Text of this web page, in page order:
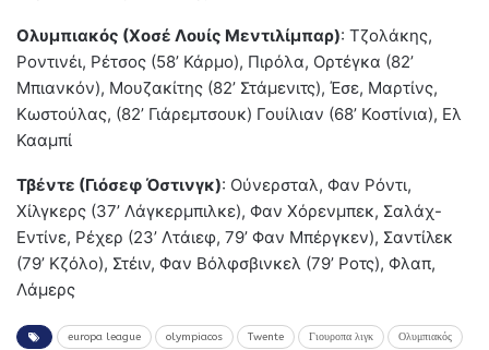
Ολυμπιακός (Χοσέ Λουίς Μεντιλίμπαρ): Τζολάκης,
Ροντινέι, Ρέτσος (58’ Κάρμο), Πιρόλα, Ορτέγκα (82’
Μπιανκόν), Μουζακίτης (82’ Στάμενιτς), Έσε, Μαρτίνς,
Κωστούλας, (82’ Γιάρεμτσουκ) Γουίλιαν (68’ Κοστίνια), Ελ
Κααμπί
Τβέντε (Γιόσεφ Όστινγκ): Ούνερσταλ, Φαν Ρόντι,
Χίλγκερς (37’ Λάγκερμπιλκε), Φαν Χόρενμπεκ, Σαλάχ-
Εντίνε, Ρέχερ (23’ Λτάιεφ, 79’ Φαν Μπέργκεν), Σαντίλεκ
(79’ Κζόλο), Στέιν, Φαν Βόλφσβινκελ (79’ Ροτς), Φλαπ,
Λάμερς
europa league olympiacos Twente Γιουροπα λιγκ Ολυμπιακός